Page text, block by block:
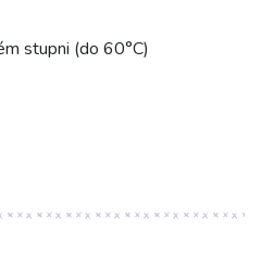
stupni (do 60°C)